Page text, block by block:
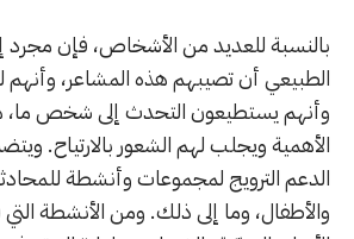
بالنسبة للعديد من الأشخاص، فإن مجرد
الطبيعي أن تصيبهم هذه المشاعر،
وأنهم يستطيعون التحدث إلى شخص ما،
الأهمية ويجلب لهم الشعور بالارتياح.
الدعم الترويج لمجموعات وأنشطة
والأطفال، وما إلى ذلك. ومن الأنشطة التي